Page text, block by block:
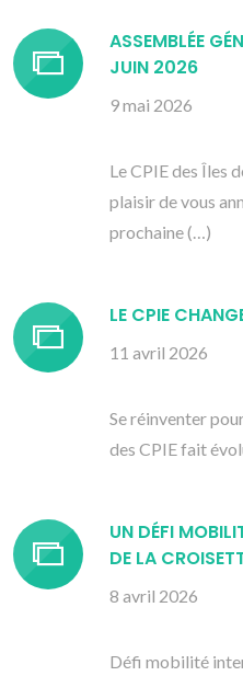
ASSEMBLÉE
JUIN 2026
9 mai 2026
Le CPIE des Îles
plaisir de vous
prochaine (…)
LE CPIE
11 avril 2026
Se réinventer
des CPIE fait
UN DÉFI
DE LA
8 avril 2026
Défi mobilité